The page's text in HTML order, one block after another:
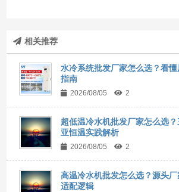
相关推荐
水冷系统批发厂家怎么选？看
指南
2026/08/05 2
超低温冷水机批发厂家怎么选
亚恒温实践解析
2026/08/05 2
高温冷水机批发怎么选？源头
适配逻辑